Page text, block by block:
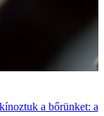
a bőrünket: a